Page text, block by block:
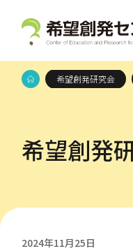
希望創発研究会
希望創発
2024年11月25日